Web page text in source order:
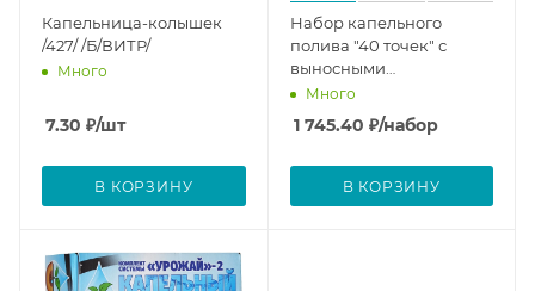
Капельница-колышек
/427/ /Б/ВИТР/
Много
7.30 ₽/шт
В КОРЗИНУ
Набор капельного
полива "40 точек" с
выносными
капельницами /412/
Много
1 745.40 ₽/набор
В КОРЗИНУ